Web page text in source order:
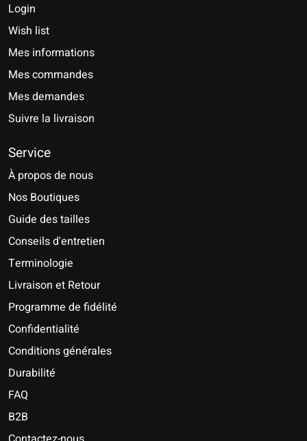
Login
Wish list
Mes informations
Mes commandes
Mes demandes
Suivre la livraison
Service
À propos de nous
Nos Boutiques
Guide des tailles
Conseils d'entretien
Terminologie
Livraison et Retour
Programme de fidélité
Confidentialité
Conditions générales
Durabilité
FAQ
B2B